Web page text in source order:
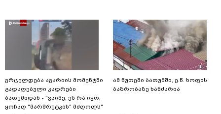
ვრცელდება ავარიის მომენტში
გადაღებული კადრები
ბათუმიდან - "ვაიმე, ეს რა იყო,
ყოჩაღ "მარშრუტკის" მძღოლს"
ამ წუთეში ბათუმში, ე.წ. ხოფის
ბაზრობაზე ხანძარია